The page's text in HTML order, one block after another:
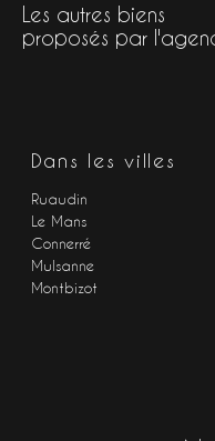
Les autres biens
proposés par
Dans les villes
Ruaudin
Le Mans
Connerré
Mulsanne
Montbizot